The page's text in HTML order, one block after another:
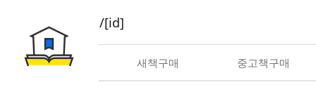
book/rent/[id]
대여 새책구매 중고책구매